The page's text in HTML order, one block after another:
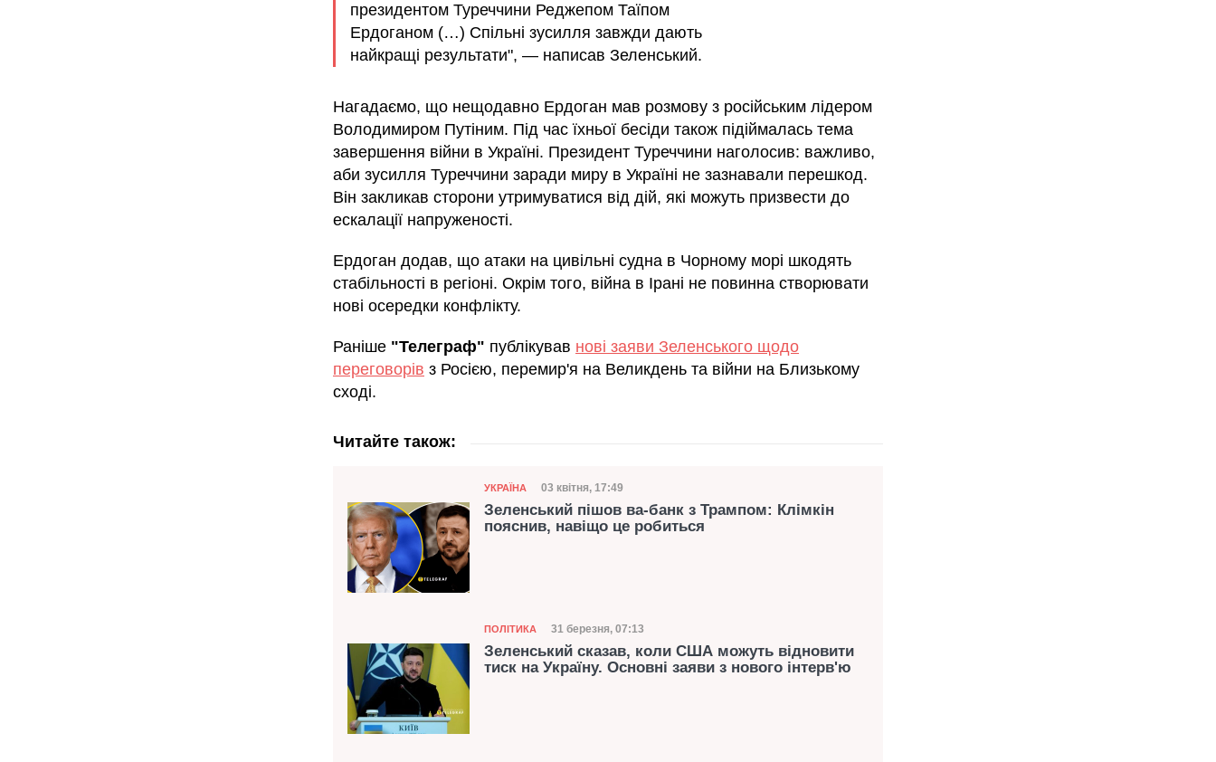
президентом Туреччини Реджепом Таїпом
Ердоганом (…) Спільні зусилля завжди дають
найкращі результати", — написав Зеленський.
Нагадаємо, що нещодавно Ердоган мав розмову з російським лідером
Володимиром Путіним. Під час їхньої бесіди також підіймалась тема
завершення війни в Україні. Президент Туреччини наголосив: важливо,
аби зусилля Туреччини заради миру в Україні не зазнавали перешкод.
Він закликав сторони утримуватися від дій, які можуть призвести до
ескалації напруженості.
Ердоган додав, що атаки на цивільні судна в Чорному морі шкодять
стабільності в регіоні. Окрім того, війна в Ірані не повинна створювати
нові осередки конфлікту.
Раніше "Телеграф" публікував нові заяви Зеленського щодо
переговорів з Росією, перемир'я на Великдень та війни на Близькому
сході.
Читайте також:
Категорія
УКРАЇНА Дата публікації
03 квітня, 17:49
Зеленський пішов ва-банк з Трампом: Клімкін
пояснив, навіщо це робиться
Категорія
ПОЛІТИКА Дата публікації
31 березня, 07:13
Зеленський сказав, коли США можуть відновити
тиск на Україну. Основні заяви з нового інтерв'ю